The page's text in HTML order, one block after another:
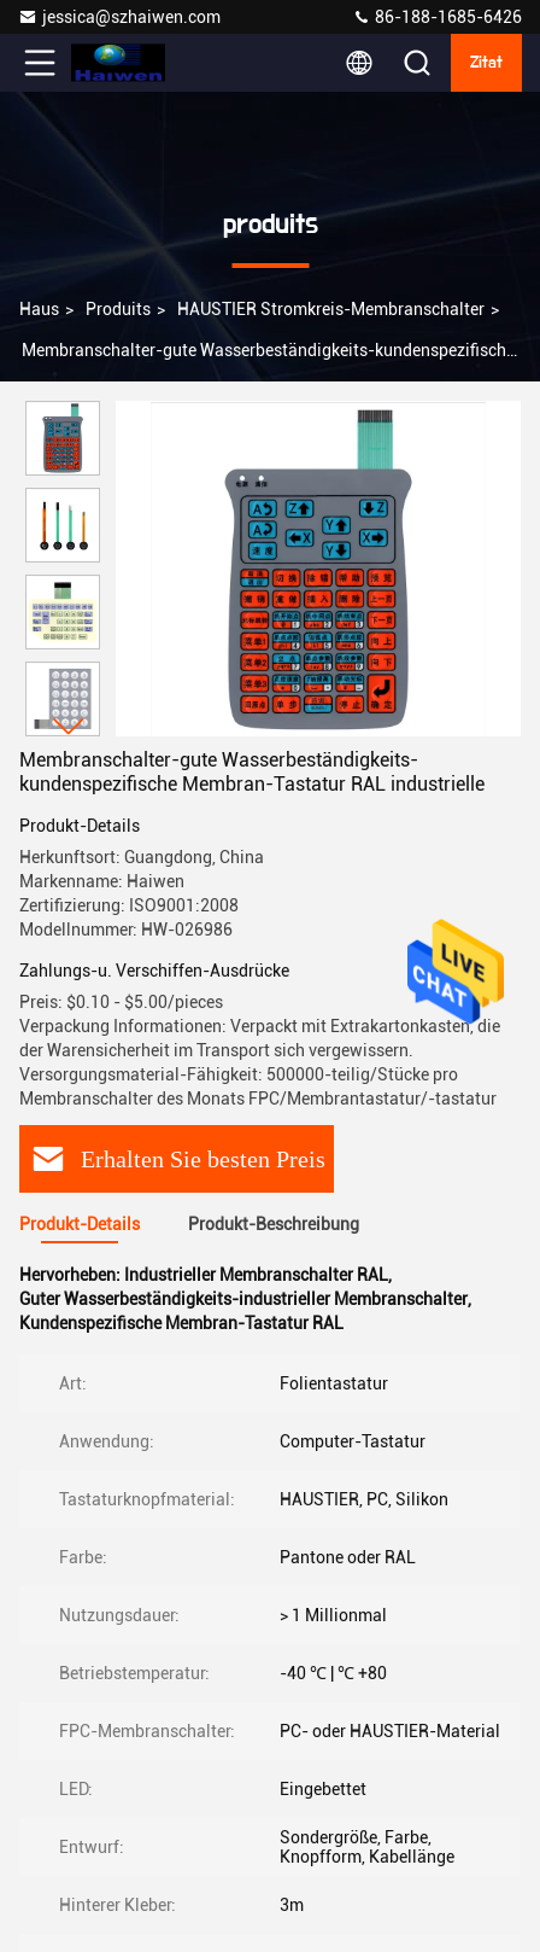
jessica@szhaiwen.com 86-188-1685-6426
Zitat
produits
Haus > Produits > HAUSTIER Stromkreis-Membranschalter >
Membranschalter-gute Wasserbeständigkeits-kundenspezifische
Membranschalter-gute Wasserbeständigkeits-
kundenspezifische Membran-Tastatur RAL industrielle
Produkt-Details
Herkunftsort: Guangdong, China
Markenname: Haiwen
Zertifizierung: ISO9001:2008
Modellnummer: HW-026986
Zahlungs-u. Verschiffen-Ausdrücke
Preis: $0.10 - $5.00/pieces
Verpackung Informationen: Verpackt mit Extrakartonkasten, die
der Warensicherheit im Transport sich vergewissern.
Versorgungsmaterial-Fähigkeit: 500000-teilig/Stücke pro
Membranschalter des Monats FPC/Membrantastatur/-tastatur
Erhalten Sie besten Preis
Produkt-Details Produkt-Beschreibung
Hervorheben: Industrieller Membranschalter RAL,
Guter Wasserbeständigkeits-industrieller Membranschalter,
Kundenspezifische Membran-Tastatur RAL
Art: Folientastatur
Anwendung: Computer-Tastatur
Tastaturknopfmaterial: HAUSTIER, PC, Silikon
Farbe: Pantone oder RAL
Nutzungsdauer: > 1 Millionmal
Betriebstemperatur: -40 ℃ | ℃ +80
FPC-Membranschalter: PC- oder HAUSTIER-Material
LED: Eingebettet
Entwurf:
Sondergröße, Farbe,
Knopfform, Kabellänge
Hinterer Kleber: 3m